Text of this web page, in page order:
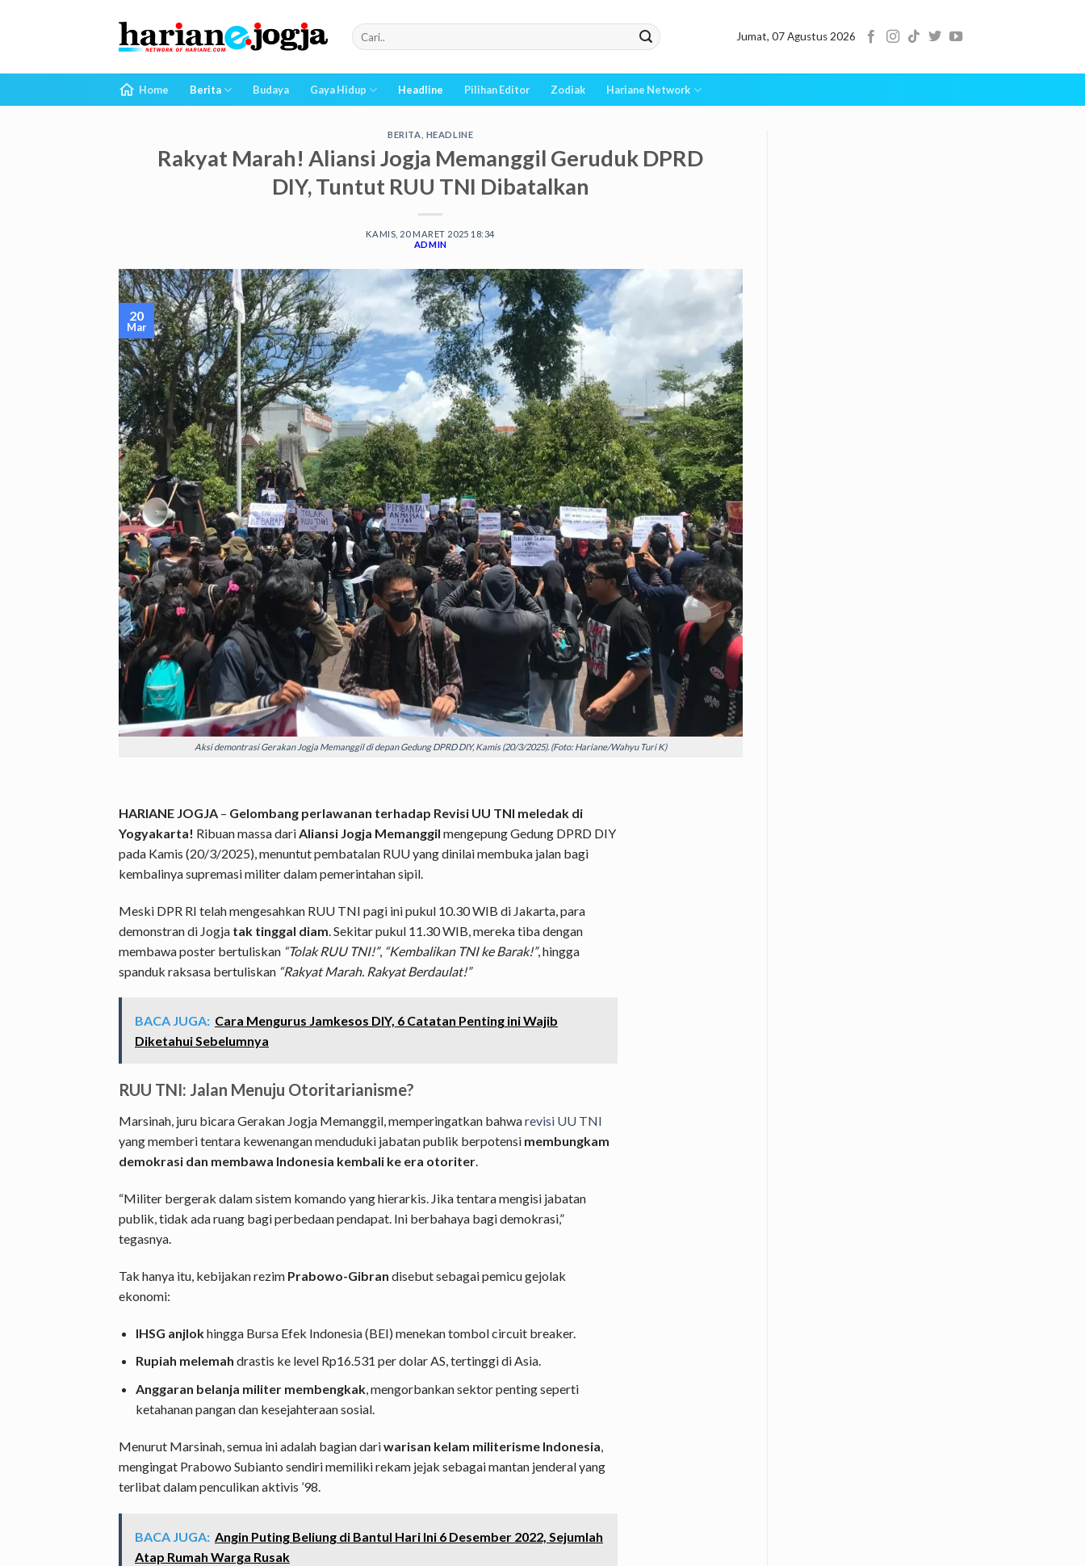
Jumat, 07 Agustus 2026
Home Berita Budaya Gaya Hidup Headline Pilihan Editor Zodiak Hariane Network
BERITA HEADLINE
Rakyat Marah! Aliansi Jogja Memanggil Geruduk DPRD
DIY, Tuntut RUU TNI Dibatalkan
KAMIS, 20 MARET 2025 18:34
ADMIN
Aksi demontrasi Gerakan Jogja Memanggil di depan Gedung DPRD DIY, Kamis (20/3/2025). (Foto: Hariane/Wahyu Turi K)
20
Mar
HARIANE JOGJA – Gelombang perlawanan terhadap Revisi UU TNI meledak di
Yogyakarta! Ribuan massa dariAliansi Jogja Memanggil mengepung Gedung DPRD DIY
pada Kamis (20/3/2025), menuntut pembatalan RUU yang dinilai membuka jalan bagi
kembalinya supremasi militer dalam pemerintahan sipil.
Meski DPR RI telah mengesahkan RUU TNI pagi ini pukul 10.30 WIB di Jakarta, para
demonstran di Jogja tak tinggal diam . Sekitar pukul 11.30 WIB, mereka tiba dengan
membawa poster bertuliskan “Tolak RUU TNI!”, “Kembalikan TNI ke Barak!”, hingga
spanduk raksasa bertuliskan “Rakyat Marah. Rakyat Berdaulat!”
BACA JUGA: Cara Mengurus Jamkesos DIY, 6 Catatan Penting ini Wajib
Diketahui Sebelumnya
RUU TNI: Jalan Menuju Otoritarianisme?
Marsinah, juru bicara Gerakan Jogja Memanggil, memperingatkan bahwarevisi UU TNI
yang memberi tentara kewenangan menduduki jabatan publik berpotensi membungkam
demokrasi dan membawa Indonesia kembali ke era otoriter.
“Militer bergerak dalam sistem komando yang hierarkis. Jika tentara mengisi jabatan
publik, tidak ada ruang bagi perbedaan pendapat. Ini berbahaya bagi demokrasi,”
tegasnya.
Tak hanya itu, kebijakan rezim Prabowo-Gibran disebut sebagai pemicu gejolak
ekonomi:
IHSG anjlokhingga Bursa Efek Indonesia (BEI) menekan tombol circuit breaker.
Rupiah melemah drastis ke level Rp16.531 per dolar AS, tertinggi di Asia.
Anggaran belanja militer membengkak, mengorbankan sektor penting seperti
ketahanan pangan dan kesejahteraan sosial.
Menurut Marsinah, semua ini adalah bagian dariwarisan kelam militerisme Indonesia,
mengingat Prabowo Subianto sendiri memiliki rekam jejak sebagai mantan jenderal yang
terlibat dalam penculikan aktivis ’98.
BACA JUGA: Angin Puting Beliung di Bantul Hari Ini 6 Desember 2022, Sejumlah
Atap Rumah Warga Rusak